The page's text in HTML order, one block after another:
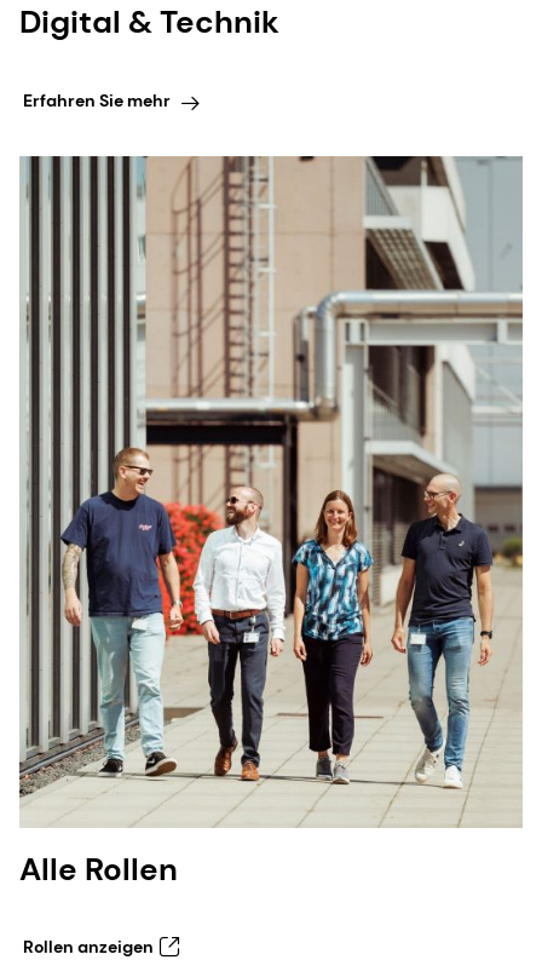
Digital & Technik
Erfahren Sie mehr
Alle Rollen
Rollen anzeigen